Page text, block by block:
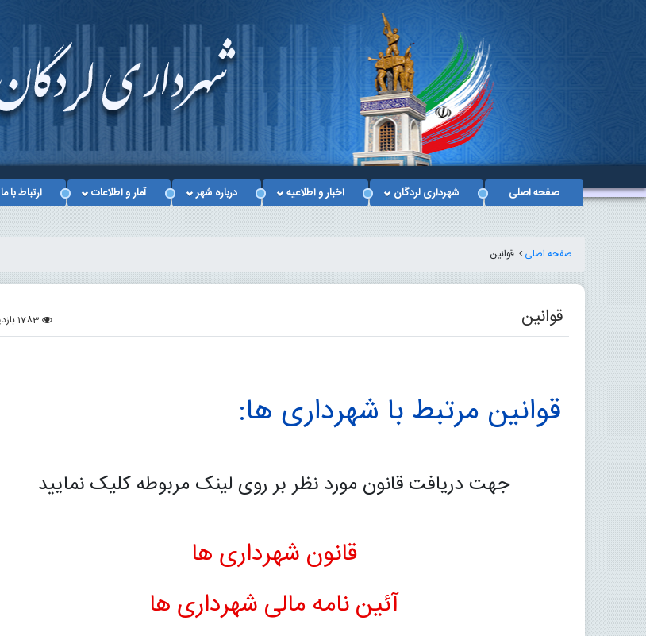
صفحه اصلی شهرداری لردگان اخبار و اطلاعیه درباره شهر آمار و اطلاعات ارتباط با ما
صفحه اصلی قوانین
قوانین 1783 بازدید
قوانین مرتبط با شهرداری ها:
جهت دریافت قانون مورد نظر بر روی لینک مربوطه کلیک نمایید
قانون شهرداری ها
آئین نامه مالی شهرداری ها